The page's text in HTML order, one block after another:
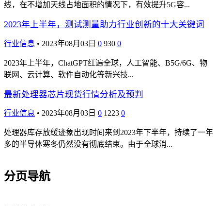
线，在不增加天线占地面积的情况下，有效提升5G容...
2023年上半年，测试测量助力行业创新的十大关键词
行业信息 • 2023年08月03日 0 930 0
2023年上半年，ChatGPT红遍全球，人工智能、B5G/6G、物
联网、云计算、软件自动化等新兴技...
最新处理器芯片现货行情分析及预判
行业信息 • 2023年08月03日 0 1223 0
处理器库存放缓迹象出现时间来到2023年下半年，持续了一年
多的半导体寒冬仍然没有彻底结束。由于全球消...
分页导航